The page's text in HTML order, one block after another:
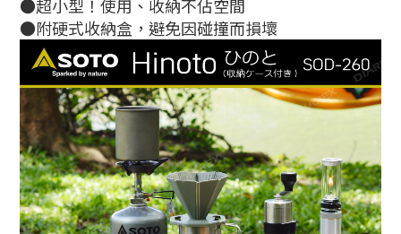
●超小型！使用、收納不佔空間
●附硬式收納盒，避免因碰撞而損壞